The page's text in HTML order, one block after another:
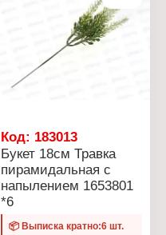
Код: 183013
Букет 18см Травка
пирамидальная с
напылением 1653801
*6
📦 Выписка кратно:6 шт.